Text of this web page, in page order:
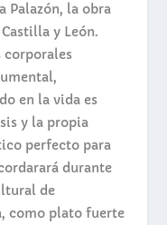
Palazón, la obra
y León.
corporales
en la vida es
y la propia
perfecto para
durante
de
como plato fuerte